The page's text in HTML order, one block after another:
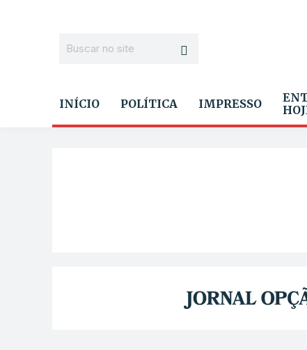
INÍCIO POLÍTICA IMPRESSO